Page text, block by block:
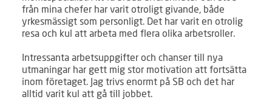
från mina chefer har varit otroligt givande, både
yrkesmässigt som personligt. Det har varit en otrolig
resa och kul att arbeta med flera olika arbetsroller.
Intressanta arbetsuppgifter och chanser till nya
utmaningar har gett mig stor motivation att fortsätta
inom företaget. Jag trivs enormt på SB och det har
alltid varit kul att gå till jobbet.